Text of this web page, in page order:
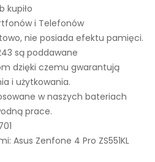
kupiło
i Telefonów
nie posiada efektu pamięci.
są poddawane
dzięki czemu gwarantują
i użytkowania.
w naszych bateriach
prace.
Asus Zenfone 4 Pro ZS551KL